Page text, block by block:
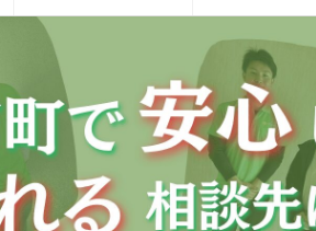
ーンにお任せ